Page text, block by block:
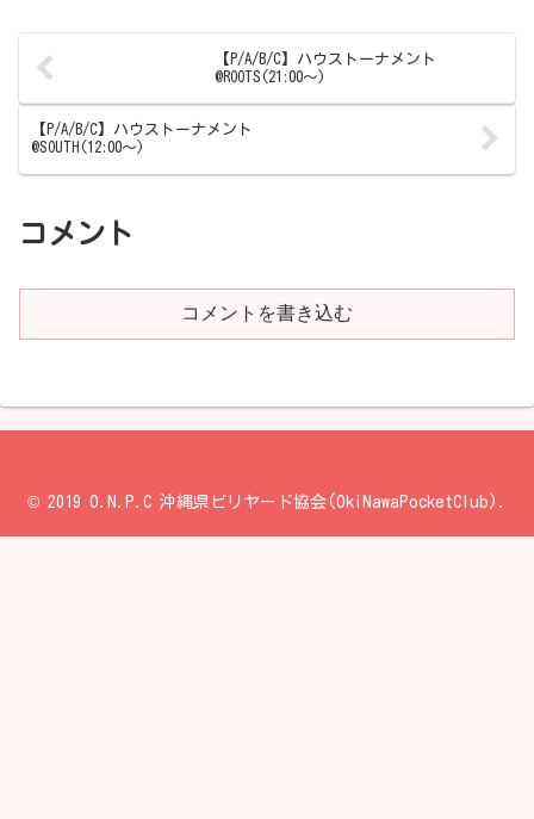
【P/A/B/C】ハウストーナメント
@ROOTS(21:00～)
【P/A/B/C】ハウストーナメント
@SOUTH(12:00～)
コメント
コメントを書き込む
© 2019 O.N.P.C 沖縄県ビリヤード協会(OkiNawaPocketClub).